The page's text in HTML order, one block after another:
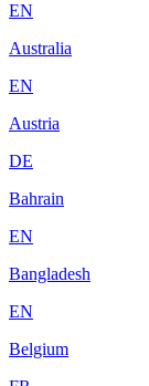
EN
Australia
EN
Austria
DE
Bahrain
EN
Bangladesh
EN
Belgium